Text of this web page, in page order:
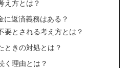
え方とは？
に返済義務はある？
要とされる考え方とは？
ときの対処とは？
く理由とは？